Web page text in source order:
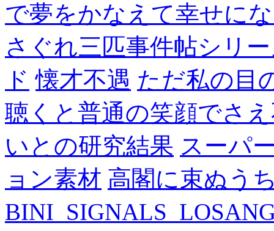
で夢をかなえて幸せに
さぐれ三匹事件帖シリ
ド 懐才不遇 ただ私の目
聴くと普通の笑顔でさ
いとの研究結果 スーパ
ョン素材 高閣に束ぬう